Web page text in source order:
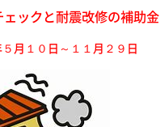
ックと耐震改修の補助金
月１０日～１１月２９日